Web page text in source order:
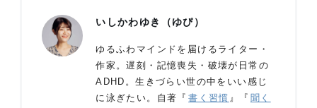
いしかわゆき（ゆぴ）
ゆるふわマインドを届けるライター・
作家。遅刻・記憶喪失・破壊が日常の
ADHD。生きづらい世の中をいい感じ
に泳ぎたい。自著『 書く習慣 』『 聞く